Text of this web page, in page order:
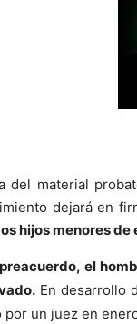
del material
dejará en
hijos menores
el
En desarrollo
por un juez en